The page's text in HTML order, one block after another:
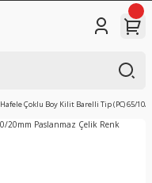
Hafele Çoklu Boy Kilit Barelli Tip (PC) 65/